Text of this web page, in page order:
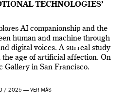
TECHNOLOGIES’
AI companionship and the
human and machine through
digital voices. A surreal study
the age of artificial affection. On
Gallery in San Francisco.
/ 2025 — VER MÁS